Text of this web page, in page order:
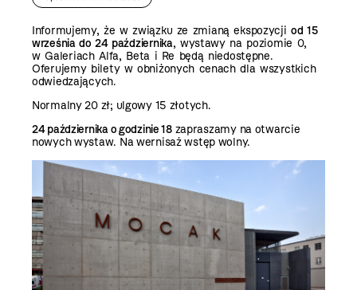
Informujemy, że w związku ze zmianą ekspozycjiod 15
września do 24 października, wystawy na poziomie 0,
w Galeriach Alfa, Beta i Re będą niedostępne.
Oferujemy bilety w obniżonych cenach dla wszystkich
odwiedzających.
Normalny 20 zł; ulgowy 15 złotych.
24 października o godzinie 18zapraszamy na otwarcie
nowych wystaw. Na wernisaż wstęp wolny.